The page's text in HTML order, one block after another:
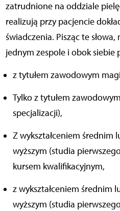
zatrudnione na oddziale
realizują przy pacjencie
świadczenia. Pisząc te
jednym zespole i obok siebie
z tytułem zawodowym
tylko z tytułem zawodowym magistra (bez
specjalizacji),
z wykształceniem średnim lub wykształceniem
wyższym (studia
kursem kwalifikacyjnym,
z wykształceniem średnim
wyższym (studia